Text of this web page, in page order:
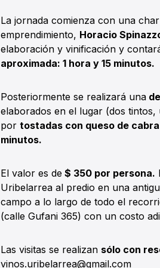
La jornada comienza con una
emprendimiento, Horacio
elaboración y vinificación y
aproximada: 1 hora y 15 minutos.
Posteriormente se realizará una
elaborados en el lugar (dos
por tostadas con queso de
minutos.
El valor es de $ 350 por persona.
Uribelarrea al predio en una
campo a lo largo de todo el
(calle Gufani 365) con un costo
Las visitas se realizan sólo con
vinos.uribelarrea@gmail.com